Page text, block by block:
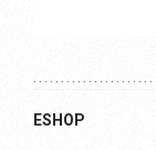
ESHOP